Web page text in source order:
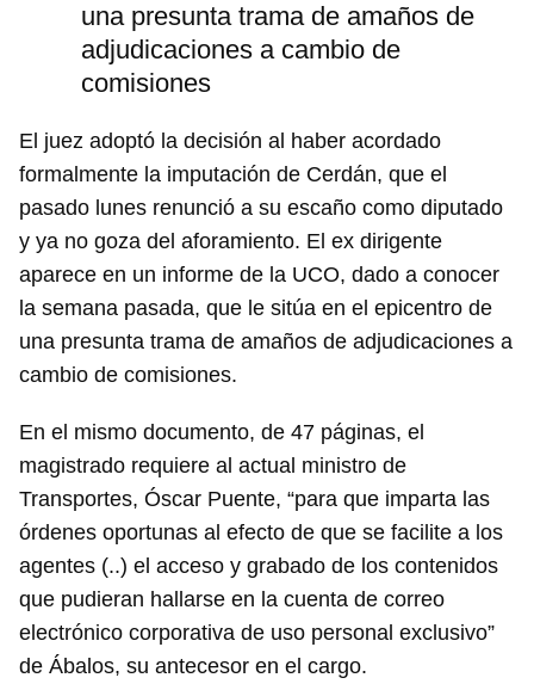
una presunta trama de amaños de
adjudicaciones a cambio de
comisiones
El juez adoptó la decisión al haber acordado
formalmente la imputación de Cerdán, que el
pasado lunes renunció a su escaño como diputado
y ya no goza del aforamiento. El ex dirigente
aparece en un informe de la UCO, dado a conocer
la semana pasada, que le sitúa en el epicentro de
una presunta trama de amaños de adjudicaciones a
cambio de comisiones.
En el mismo documento, de 47 páginas, el
magistrado requiere al actual ministro de
Transportes, Óscar Puente, “para que imparta las
órdenes oportunas al efecto de que se facilite a los
agentes (..) el acceso y grabado de los contenidos
que pudieran hallarse en la cuenta de correo
electrónico corporativa de uso personal exclusivo”
de Ábalos, su antecesor en el cargo.